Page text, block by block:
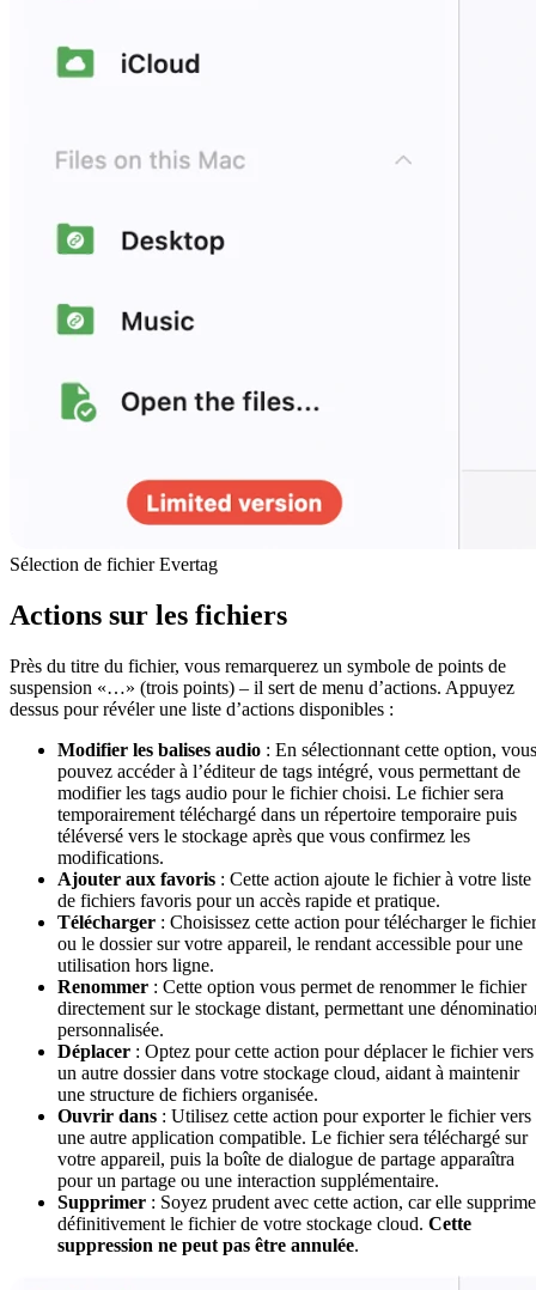
Sélection de fichier Evertag
Actions sur les fichiers
Près du titre du fichier, vous remarquerez un symbole de points de
suspension «…» (trois points) – il sert de menu d’actions. Appuyez
dessus pour révéler une liste d’actions disponibles :
Modifier les balises audio : En sélectionnant cette option, vous
pouvez accéder à l’éditeur de tags intégré, vous permettant de
modifier les tags audio pour le fichier choisi. Le fichier sera
temporairement téléchargé dans un répertoire temporaire puis
téléversé vers le stockage après que vous confirmez les
modifications.
Ajouter aux favoris : Cette action ajoute le fichier à votre liste
de fichiers favoris pour un accès rapide et pratique.
Télécharger : Choisissez cette action pour télécharger le fichier
ou le dossier sur votre appareil, le rendant accessible pour une
utilisation hors ligne.
Renommer : Cette option vous permet de renommer le fichier
directement sur le stockage distant, permettant une
personnalisée.
Déplacer : Optez pour cette action pour déplacer le fichier vers
un autre dossier dans votre stockage cloud, aidant à maintenir
une structure de fichiers organisée.
Ouvrir dans : Utilisez cette action pour exporter le fichier vers
une autre application compatible. Le fichier sera téléchargé sur
votre appareil, puis la boîte de dialogue de partage apparaîtra
pour un partage ou une interaction supplémentaire.
Supprimer : Soyez prudent avec cette action, car elle supprime
définitivement le fichier de votre stockage cloud. Cette
suppression ne peut pas être annulée.